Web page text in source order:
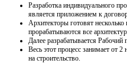
Разработка индивидуального
является приложением к
Архитекторы готовят
прорабатываются все
Далее разрабатывается Рабочий
Весь этот процесс занимает от
на строительство.